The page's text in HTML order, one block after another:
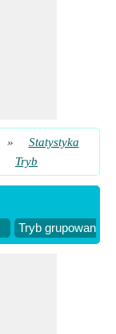
»
Statystyka
Tryb
Tryb grupowania